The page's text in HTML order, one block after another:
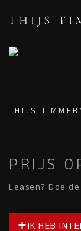
THIJS
PRIJS
Leasen? Doe
IK HEB